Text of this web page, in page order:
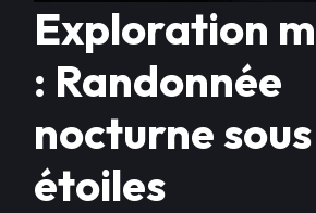
Exploration
: Randonnée
nocturne
étoiles